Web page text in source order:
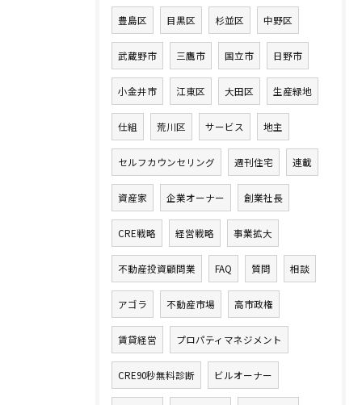
豊島区 目黒区 杉並区 中野区
武蔵野市 三鷹市 国立市 日野市
小金井市 江東区 大田区 生産緑地
仕組 荒川区 サービス 地主
セルフカウンセリング 週刊住宅 連載
資産家 企業オーナー 創業社長
CRE戦略 経営戦略 事業拡大
不動産投資顧問業 FAQ 質問 相談
アゴラ 不動産市場 高市政権
賃貸経営 プロパティマネジメント
CRE90秒無料診断 ビルオーナー